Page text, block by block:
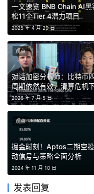
虽然现在看来比特币有
却都是一个无用的设
听到了比特币的存在，
Ross Ulbricht
2011 年，Ross 创办
路」，「丝绸之路」
以来最知名，最臭名昭
对象是毒品、性奴、
造假。
一文速览 BNB Chain AI黑
松11个Tier 4潜力项目
2025 年 4 月 29 日
对话加密分析师：比特币
周期依然有效，清算危机
场暗藏新机遇
2026 年 7 月 5 日
观点
掘金时刻！Aptos二期空
动信号与策略全面分析
2024 年 11 月 10 日
观点
发表回复